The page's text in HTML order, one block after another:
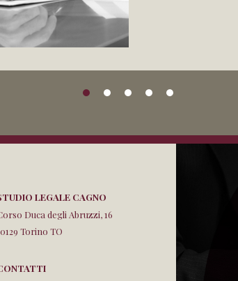
LEGALE CAGNO
Duca degli Abruzzi, 16
Torino TO